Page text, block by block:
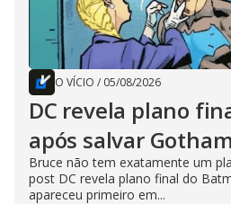
O VÍCIO / 05/08/2026
DC revela plano
após salvar
Bruce não tem exatamente um
post DC revela plano final do
apareceu primeiro em...